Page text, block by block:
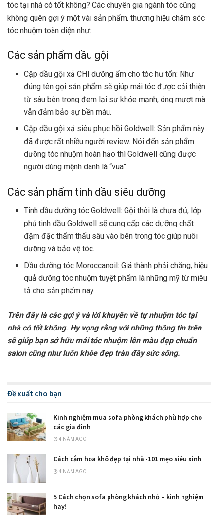
tóc tại nhà có tốt không? Các chuyên gia ngành tóc cũng
không quên gợi ý một vài sản phẩm, thương hiệu chăm sóc
tóc nhuộm toàn diện như:
Các sản phẩm dầu gội
Cặp dầu gội xả CHI dưỡng ẩm cho tóc hư tổn: Như
đúng tên gọi sản phẩm sẽ giúp mái tóc được cải thiện
từ sâu bên trong đem lại sự khỏe mạnh, óng mượt mà
vẫn đảm bảo sự bền màu.
Cặp dầu gội xả siêu phục hồi Goldwell: Sản phẩm này
đã được rất nhiều người review. Nói đến sản phẩm
dưỡng tóc nhuộm hoàn hảo thì Goldwell cũng được
người dùng mệnh danh là “vua”.
Các sản phẩm tinh dầu siêu dưỡng
Tinh dầu dưỡng tóc Goldwell: Gội thôi là chưa đủ, lớp
phủ tinh dầu Goldwell sẽ cung cấp các dưỡng chất
đậm đặc thẩm thấu sâu vào bên trong tóc giúp nuôi
dưỡng và bảo vệ tóc.
Dầu dưỡng tóc Moroccanoil: Giá thành phải chăng, hiệu
quả dưỡng tóc nhuộm tuyệt phẩm là những mỹ từ miêu
tả cho sản phẩm này.
Trên đây là các gợi ý và lời khuyên về tự nhuộm tóc tại
nhà có tốt không. Hy vọng rằng với những thông tin trên
sẽ giúp bạn sở hữu mái tóc nhuộm lên màu đẹp chuẩn
salon cũng như luôn khỏe đẹp tràn đầy sức sống.
Đề xuất cho bạn
Kinh nghiệm mua sofa phòng khách phù hợp cho
các gia đình
4 NĂM AGO
Cách cắm hoa khô đẹp tại nhà -101 mẹo siêu xinh
4 NĂM AGO
5 Cách chọn sofa phòng khách nhỏ – kinh nghiệm
hay!